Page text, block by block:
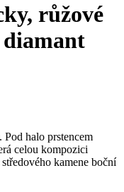
růžové
halo prstencem
celou kompozici
kamene boční